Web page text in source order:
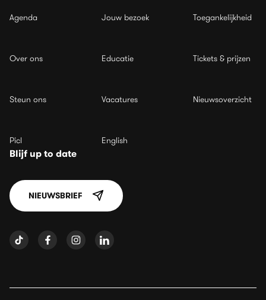
Agenda Jouw bezoek Toegankelijkheid
Over ons Educatie Tickets & prijzen
Steun ons Vacatures Nieuwsoverzicht
Picl English
Blijf up to date
NIEUWSBRIEF